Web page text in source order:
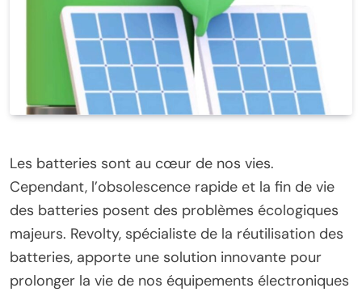
Les batteries sont au cœur de nos vies.
Cependant, l’obsolescence rapide et la fin de vie
des batteries posent des problèmes écologiques
majeurs. Revolty, spécialiste de la réutilisation des
batteries, apporte une solution innovante pour
prolonger la vie de nos équipements électroniques